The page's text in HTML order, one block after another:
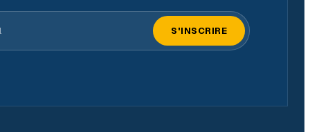
S'INSCRIRE